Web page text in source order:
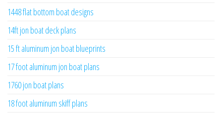
1448 flat bottom boat designs
14ft jon boat deck plans
15 ft aluminum jon boat blueprints
17 foot aluminum jon boat plans
1760 jon boat plans
18 foot aluminum skiff plans